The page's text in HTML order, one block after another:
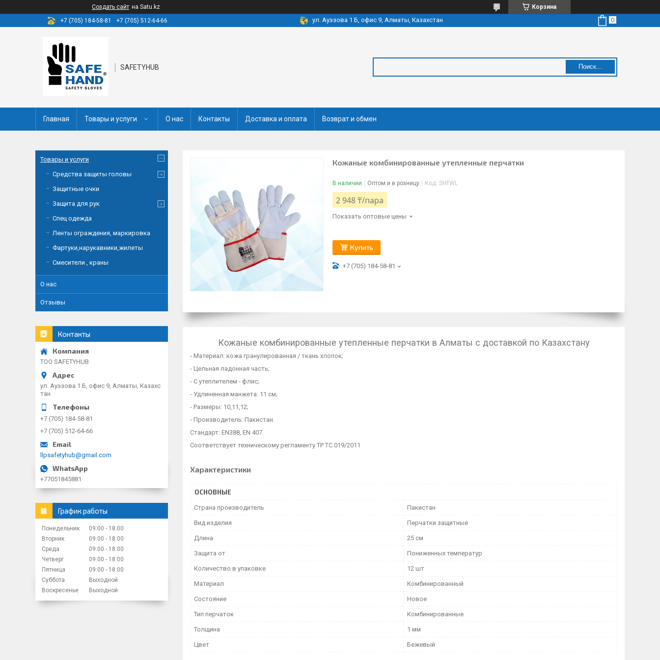
Создать сайт на Satu.kz
Корзина
+7 (705) 184-58-81
+7 (705) 512-64-66 ул. Ауэзова 1 Б, офис 9, Алматы, Казахстан
SAFETYHUB Поиск...
Главная Товары и услуги О нас Контакты Доставка и оплата Возврат и обмен
Кожаные комбинированные утепленные перчатки
В наличии Оптом и в розницу Код: SHFWL
2 948 ₸/пара
Показать оптовые цены
Купить
+7 (705) 184-58-81
Кожаные комбинированные утепленные перчатки в Алматы с доставкой по Казахстану
- Материал: кожа гранулированная / ткань хлопок;
- Цельная ладонная часть;
- С утеплителем - флис;
- Удлиненная манжета: 11 см;
- Размеры: 10,11,12;
- Производитель: Пакистан.
Стандарт: EN388, EN 407.
Соответствует техническому регламенту ТР ТС 019/2011
Характеристики
ОСНОВНЫЕ
Страна производитель Пакистан
Вид изделия Перчатки защитные
Длина 25 см
Защита от Пониженных температур
Количество в упаковке 12 шт
Материал Комбинированный
Состояние Новое
Тип перчаток Комбинированные
Толщина 1 мм
Цвет Бежевый
Товары и услуги
Средства защиты головы
Защитные очки
Защита для рук
Спец одежда
Ленты ограждения, маркировка
Фартуки,нарукавники,жилеты
Смесители , краны
О нас
Отзывы
Контакты
TOO SAFETYHUB
ул. Ауэзова 1 Б, офис 9, Алматы, Казахс
тан
+7 (705) 184-58-81
+7 (705) 512-64-66
llpsafetyhub@gmail.com
+77051845881
График работы
Понедельник 09:00
18:00
Вторник
09:00
18:00
Среда
09:00
18:00
Четверг
09:00
18:00
Пятница
09:00
18:00
Суббота
Выходной
Воскресенье
Выходной